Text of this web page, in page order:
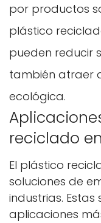
por productos
plástico
pueden reducir
también atraer
ecológica.
reciclado
El plástico
soluciones de
industrias.
aplicaciones